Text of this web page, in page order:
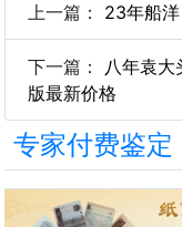
上一篇： 23年船
下一篇： 八年袁
版最新价格
专家付费鉴定